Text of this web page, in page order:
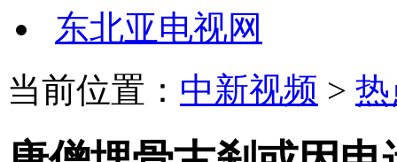
东北亚电视网
当前位置： 中新视频 >